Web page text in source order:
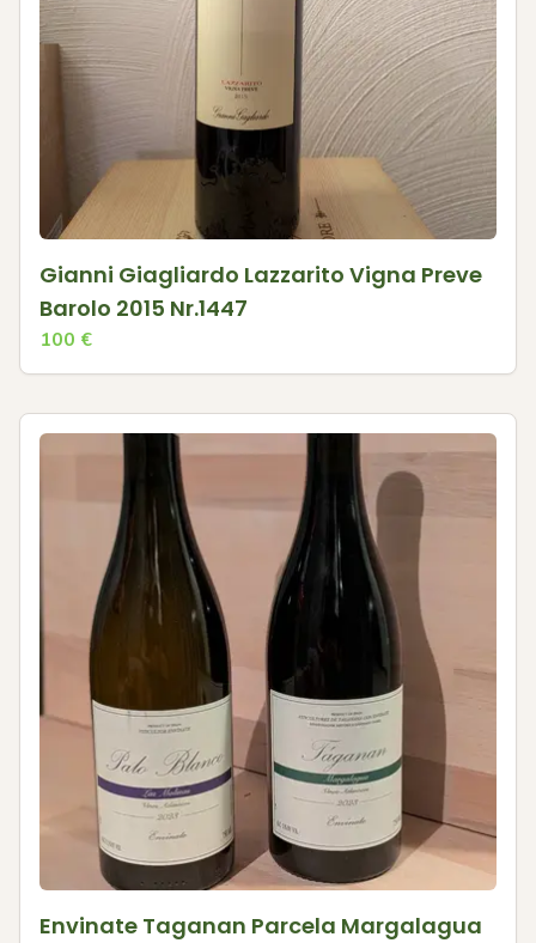
Gianni Giagliardo Lazzarito Vigna Preve
Barolo 2015 Nr.1447
100 €
Envinate Taganan Parcela Margalagua